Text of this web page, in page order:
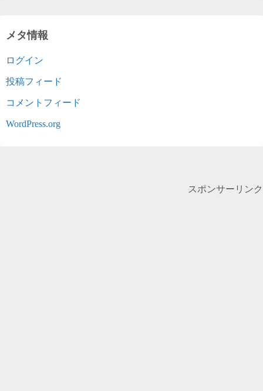
メタ情報
ログイン
投稿フィード
コメントフィード
WordPress.org
スポンサーリンク